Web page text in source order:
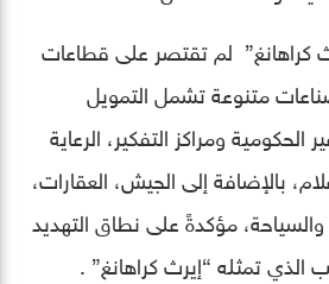
كراهانغ” لم تقتصر على قطاعات
متنوعة تشمل التمويل
ومراكز التفكير، الرعاية
بالإضافة إلى الجيش، العقارات،
والسياحة، مؤكدةً على نطاق التهديد
الذي تمثله “إيرث كراهانغ” .